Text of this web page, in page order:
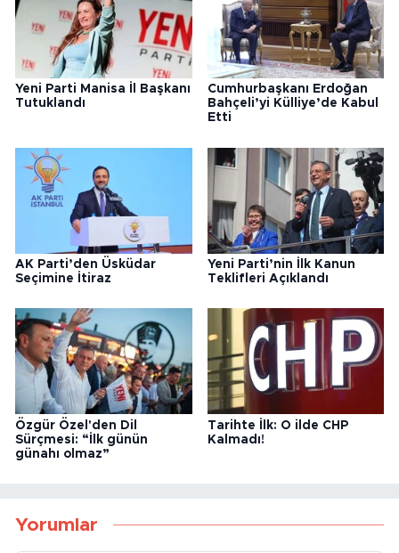
Yeni Parti Manisa İl Başkanı
Tutuklandı
Cumhurbaşkanı Erdoğan
Bahçeli’yi Külliye’de Kabul
Etti
AK Parti’den Üsküdar
Seçimine İtiraz
Yeni Parti’nin İlk Kanun
Teklifleri Açıklandı
Özgür Özel'den Dil
Sürçmesi: “İlk günün
günahı olmaz”
Tarihte İlk: O ilde CHP
Kalmadı!
Yorumlar